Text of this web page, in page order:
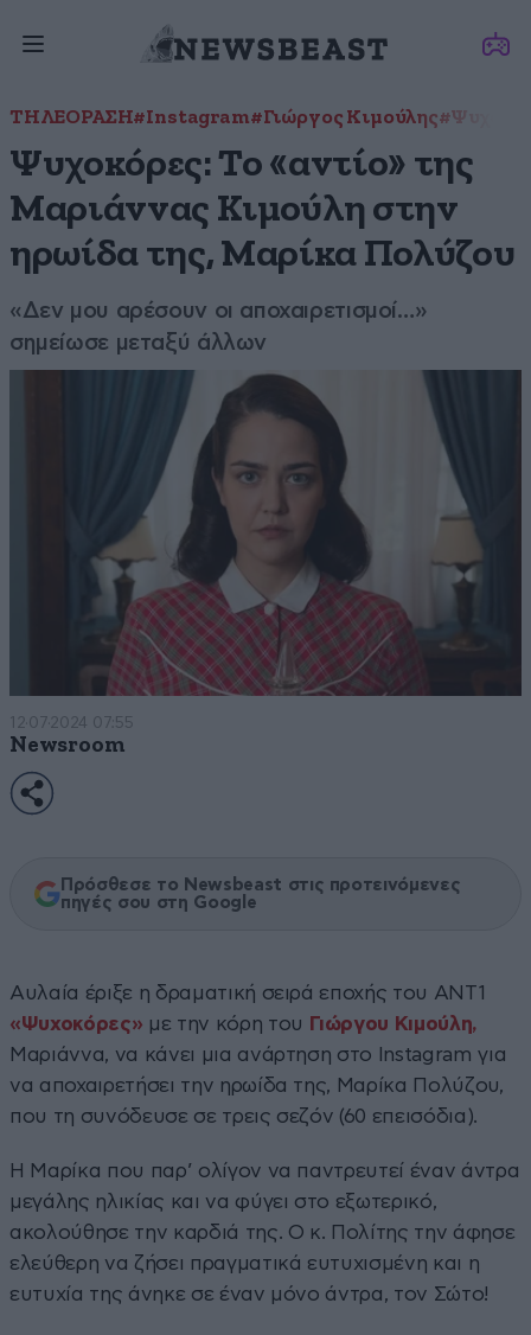
ΤΗΛΕΟΡΑΣΗ#Instagram#Γιώργος Κιμούλης
Ψυχοκόρες: Το «αντίο» της
Μαριάννας Κιμούλη στην
ηρωίδα της, Μαρίκα Πολύζου
«Δεν μου αρέσουν οι αποχαιρετισμοί…»
σημείωσε μεταξύ άλλων
12·07·2024 07:55
Newsroom
Πρόσθεσε το Newsbeast στις προτεινόμενες
πηγές σου στη Google
Αυλαία έριξε η δραματική σειρά εποχής του ΑΝΤ1
«Ψυχοκόρες» με την κόρη του Γιώργου Κιμούλη,
Μαριάννα, να κάνει μια ανάρτηση στο Instagram για
να αποχαιρετήσει την ηρωίδα της, Mαρίκα Πολύζου,
που τη συνόδευσε σε τρεις σεζόν (60 επεισόδια).
Η Μαρίκα που παρ’ ολίγον να παντρευτεί έναν άντρα
μεγάλης ηλικίας και να φύγει στο εξωτερικό,
ακολούθησε την καρδιά της. Ο κ. Πολίτης την άφησε
ελεύθερη να ζήσει πραγματικά ευτυχισμένη και η
ευτυχία της άνηκε σε έναν μόνο άντρα, τον Σώτο!